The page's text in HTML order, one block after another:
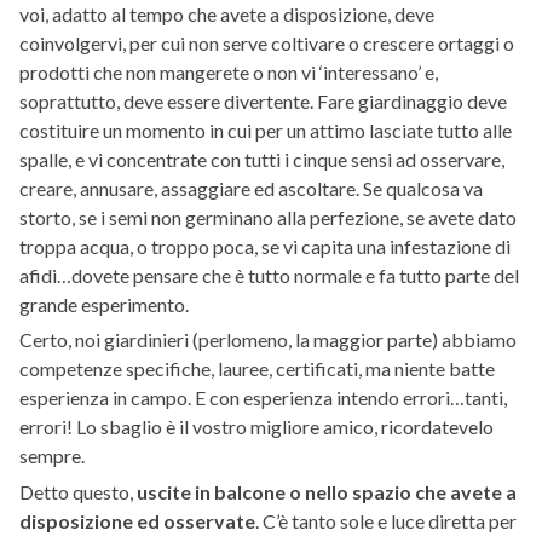
voi, adatto al tempo che avete a disposizione, deve
coinvolgervi, per cui non serve coltivare o crescere ortaggi o
prodotti che non mangerete o non vi ‘interessano’ e,
soprattutto, deve essere divertente. Fare giardinaggio deve
costituire un momento in cui per un attimo lasciate tutto alle
spalle, e vi concentrate con tutti i cinque sensi ad osservare,
creare, annusare, assaggiare ed ascoltare. Se qualcosa va
storto, se i semi non germinano alla perfezione, se avete dato
troppa acqua, o troppo poca, se vi capita una infestazione di
afidi…dovete pensare che è tutto normale e fa tutto parte del
grande esperimento.
Certo, noi giardinieri (perlomeno, la maggior parte) abbiamo
competenze specifiche, lauree, certificati, ma niente batte
esperienza in campo. E con esperienza intendo errori…tanti,
errori! Lo sbaglio è il vostro migliore amico, ricordatevelo
sempre.
Detto questo, uscite in balcone o nello spazio che avete a
disposizione ed osservate. C’è tanto sole e luce diretta per